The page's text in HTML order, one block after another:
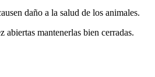
daño a la salud de los animales.
mantenerlas bien cerradas.